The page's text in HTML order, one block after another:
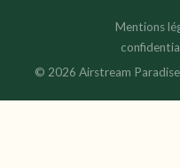
Mentions
© 2026 Airstream